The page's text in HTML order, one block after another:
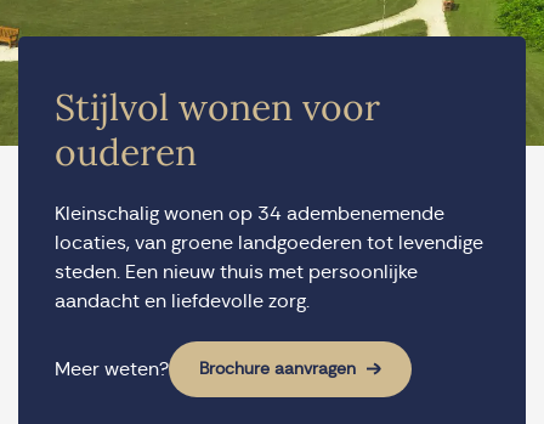
Stijlvol wonen voor
ouderen
Kleinschalig wonen op 34 adembenemende
locaties, van groene landgoederen tot levendige
steden. Een nieuw thuis met persoonlijke
aandacht en liefdevolle zorg.
Meer weten? Brochure aanvragen